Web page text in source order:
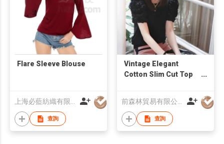
Flare Sleeve Blouse
查詢
Vintage Elegant
Cotton Slim Cut Top
查詢